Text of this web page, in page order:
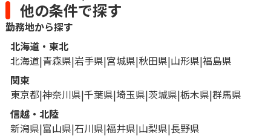
他の条件で探す
勤務地から探す
北海道・東北
北海道 青森県 岩手県 宮城県 秋田県 山形県 福島県
関東
東京都 神奈川県 千葉県 埼玉県 茨城県 栃木県 群馬県
信越・北陸
新潟県 富山県 石川県 福井県 山梨県 長野県